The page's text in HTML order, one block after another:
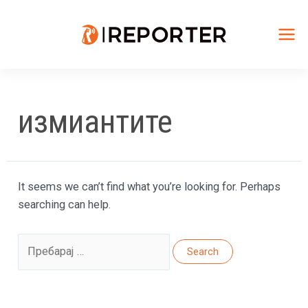
измиантите
It seems we can’t find what you’re looking for. Perhaps
searching can help.